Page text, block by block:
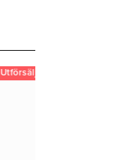
Utförsäljning